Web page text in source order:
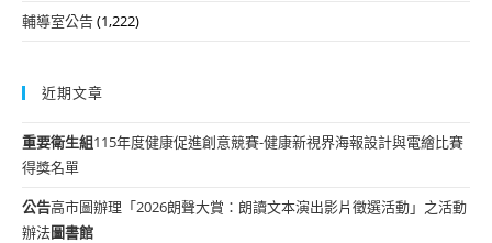
輔導室公告(1,222)
近期文章
重要衛生組115年度健康促進創意競賽-健康新視界海報設計與電繪比賽
得獎名單
公告高市圖辦理「2026朗聲大賞：朗讀文本演出影片徵選活動」之活動
辦法圖書館